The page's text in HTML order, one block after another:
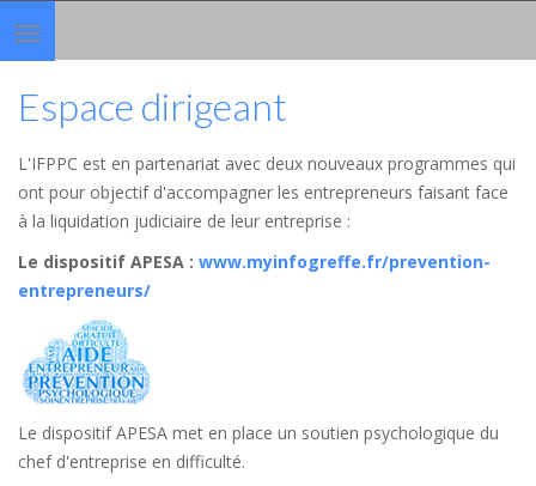
Toggle
navigation
Espace dirigeant
L'IFPPC est en partenariat avec deux nouveaux programmes qui
ont pour objectif d'accompagner les entrepreneurs faisant face
à la liquidation judiciaire de leur entreprise :
Le dispositif APESA : www.myinfogreffe.fr/prevention-
entrepreneurs/
Le dispositif APESA met en place un soutien psychologique du
chef d'entreprise en difficulté.